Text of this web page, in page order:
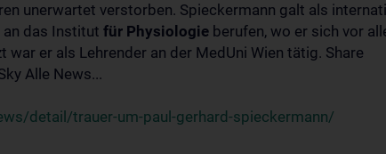
unerwartet verstorben. Spieckermann galt als
das Institut für Physiologie berufen, wo er sich vor
er als Lehrender an der MedUni Wien tätig. Share
Alle News...
detail/trauer-um-paul-gerhard-spieckermann/